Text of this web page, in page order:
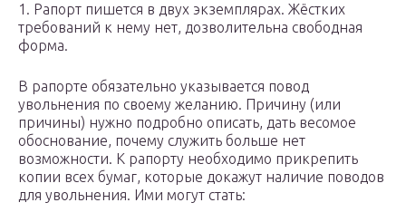
1. Рапорт пишется в двух экземплярах. Жёстких
требований к нему нет, дозволительна свободная
форма.
В рапорте обязательно указывается повод
увольнения по своему желанию. Причину (или
причины) нужно подробно описать, дать весомое
обоснование, почему служить больше нет
возможности. К рапорту необходимо прикрепить
копии всех бумаг, которые докажут наличие поводов
для увольнения. Ими могут стать: